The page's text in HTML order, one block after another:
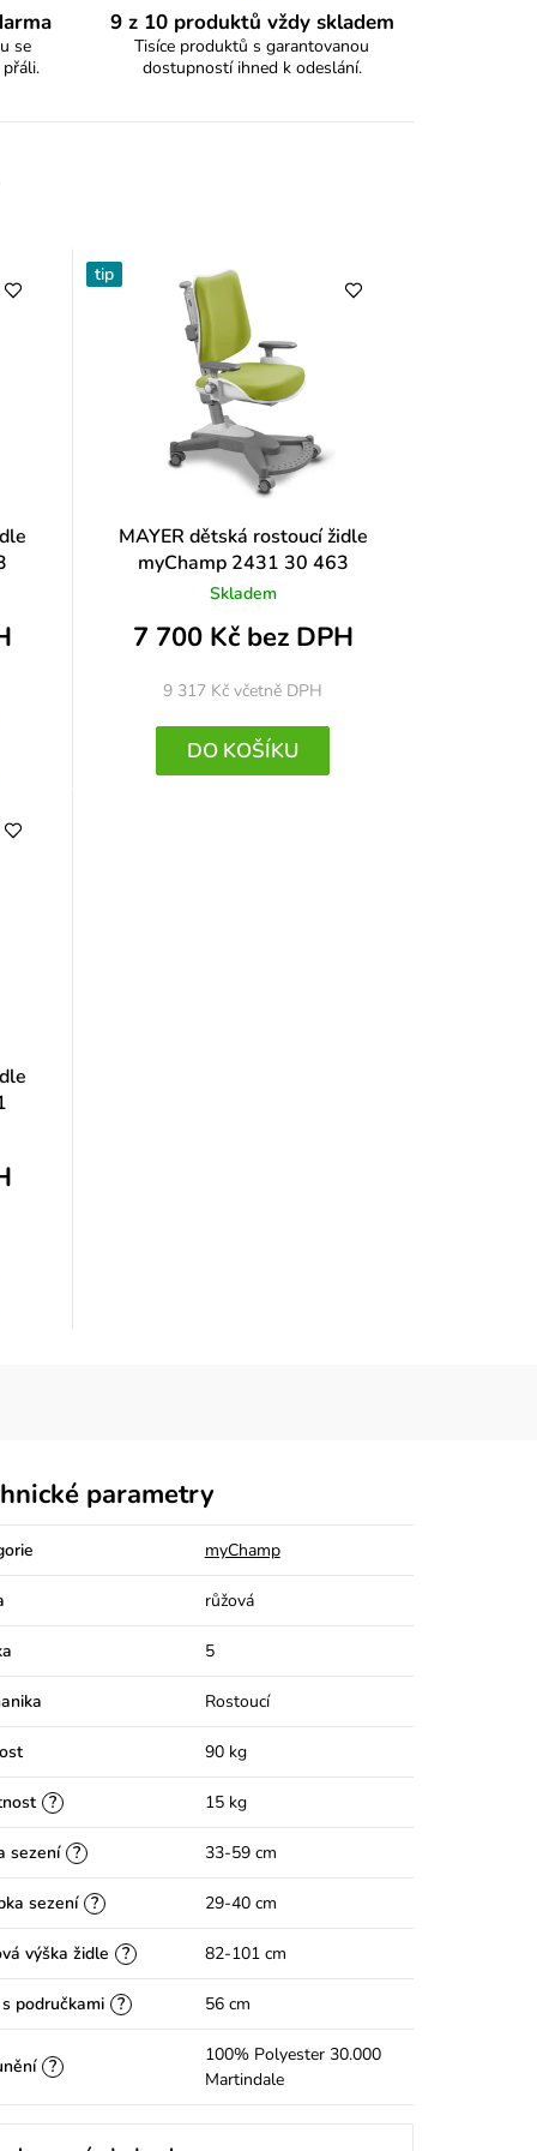
se
9 z 10 produktů vždy skladem
Tisíce produktů s garantovanou
dostupností ihned k odeslání.
tip
MAYER dětská rostoucí židle
myChamp 2431 30 463
Skladem
7 700 Kč bez DPH
9 317 Kčvčetně DPH
DO KOŠÍKU
parametry
myChamp
růžová
5
Rostoucí
90 kg
? 15 kg
?
sezení 33-59 cm
?
sezení 29-40 cm
?
výška židle 82-101 cm
?
područkami 56 cm
?
100% Polyester 30.000
Martindale